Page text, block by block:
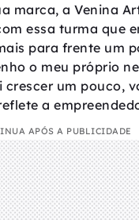
marca, a Venina
essa turma que
para frente um
o meu próprio
crescer um pouco,
a
APÓS A PUBLICIDADE